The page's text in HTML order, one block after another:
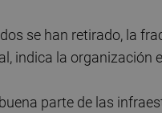
se han retirado, la
indica la organización
parte de las